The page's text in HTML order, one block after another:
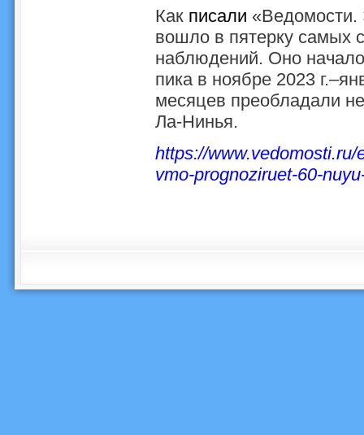
Как писали «Ведомости.
вошло в пятерку самых
наблюдений. Оно начало
пика в ноябре 2023
месяцев преобладали
Ла-Нинья.
https://
vmo-prognoziruet-60-